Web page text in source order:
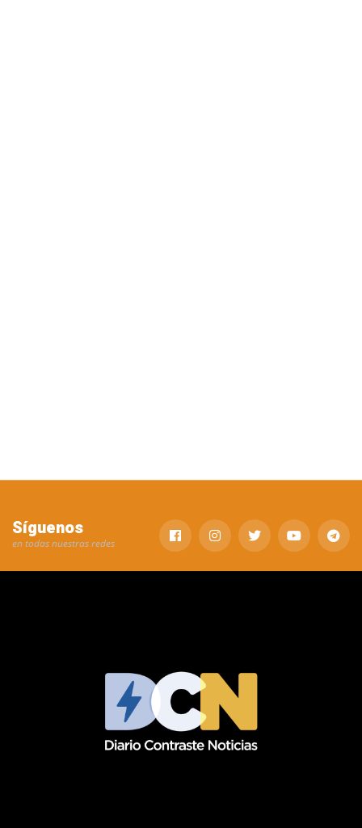
Síguenos
en todas nuestras redes